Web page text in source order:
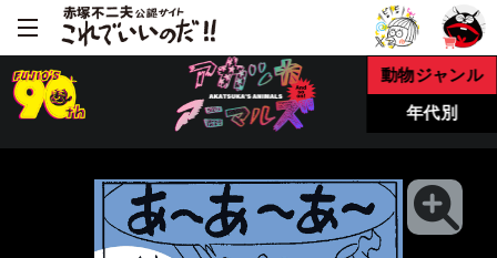
動物ジャンル
年代別